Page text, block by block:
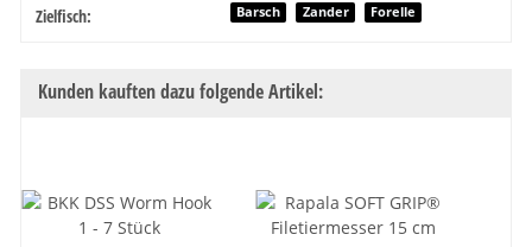
Produkteigenschaft
Wert
Zielfisch: Barsch Zander Forelle
Kunden kauften dazu folgende Artikel: